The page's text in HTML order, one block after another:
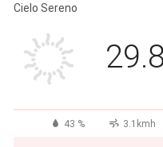
Cielo Sereno
29.8
43 % 3.1kmh